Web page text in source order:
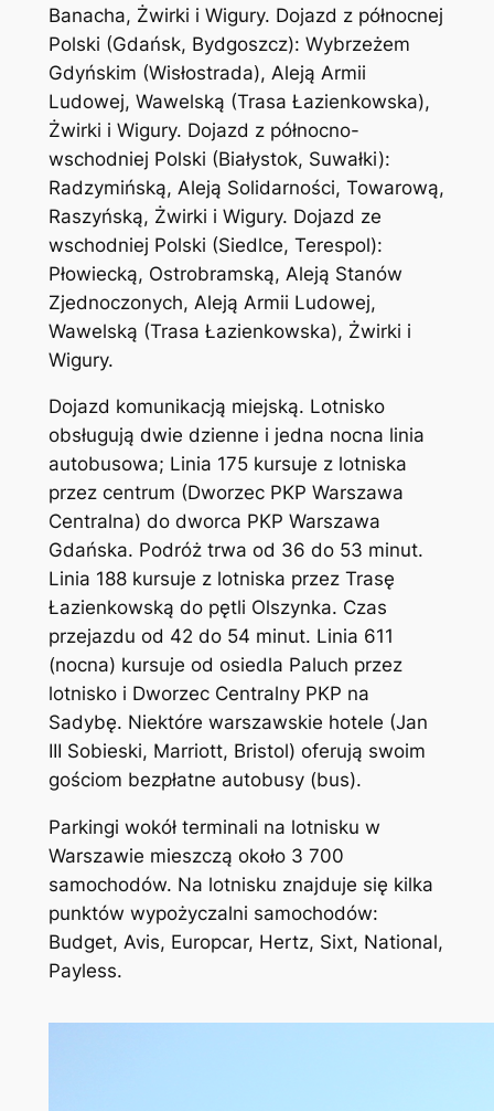
Banacha, Żwirki i Wigury. Dojazd z północnej
Polski (Gdańsk, Bydgoszcz): Wybrzeżem
Gdyńskim (Wisłostrada), Aleją Armii
Ludowej, Wawelską (Trasa Łazienkowska),
Żwirki i Wigury. Dojazd z północno-
wschodniej Polski (Białystok, Suwałki):
Radzymińską, Aleją Solidarności, Towarową,
Raszyńską, Żwirki i Wigury. Dojazd ze
wschodniej Polski (Siedlce, Terespol):
Płowiecką, Ostrobramską, Aleją Stanów
Zjednoczonych, Aleją Armii Ludowej,
Wawelską (Trasa Łazienkowska), Żwirki i
Wigury.
Dojazd komunikacją miejską. Lotnisko
obsługują dwie dzienne i jedna nocna linia
autobusowa; Linia 175 kursuje z lotniska
przez centrum (Dworzec PKP Warszawa
Centralna) do dworca PKP Warszawa
Gdańska. Podróż trwa od 36 do 53 minut.
Linia 188 kursuje z lotniska przez Trasę
Łazienkowską do pętli Olszynka. Czas
przejazdu od 42 do 54 minut. Linia 611
(nocna) kursuje od osiedla Paluch przez
lotnisko i Dworzec Centralny PKP na
Sadybę. Niektóre warszawskie hotele (Jan
III Sobieski, Marriott, Bristol) oferują swoim
gościom bezpłatne autobusy (bus).
Parkingi wokół terminali na lotnisku w
Warszawie mieszczą około 3 700
samochodów. Na lotnisku znajduje się kilka
punktów wypożyczalni samochodów:
Budget, Avis, Europcar, Hertz, Sixt, National,
Payless.